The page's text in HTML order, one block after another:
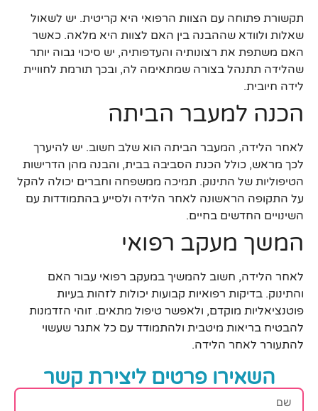
תקשורת פתוחה עם הצוות הרפואי היא קריטית. יש לשאול
שאלות ולוודא שההבנה בין האם לצוות היא מלאה. כאשר
האם משתפת את רצונותיה והעדפותיה, יש סיכוי גבוה יותר
שהלידה תתנהל בצורה שמתאימה לה, ובכך תורמת לחוויית
לידה חיובית.
הכנה למעבר הביתה
לאחר הלידה, המעבר הביתה הוא שלב חשוב. יש להיערך
לכך מראש, כולל הכנת הסביבה בבית, והבנה מהן הדרישות
הטיפוליות של התינוק. תמיכה ממשפחה וחברים יכולה להקל
על התקופה הראשונה לאחר הלידה ולסייע בהתמודדות עם
השינויים החדשים בחיים.
המשך מעקב רפואי
לאחר הלידה, חשוב להמשיך במעקב רפואי עבור האם
והתינוק. בדיקות רפואיות קבועות יכולות לזהות בעיות
פוטנציאליות מוקדם, ולאפשר טיפול מתאים. זוהי הזדמנות
להבטיח בריאות מיטבית ולהתמודד עם כל אתגר שעשוי
להתעורר לאחר הלידה.
השאירו פרטים ליצירת קשר